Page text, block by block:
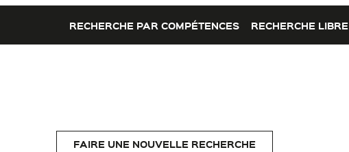
RECHERCHE PAR COMPÉTENCES RECHERCHE LIBRE
FAIRE UNE NOUVELLE RECHERCHE